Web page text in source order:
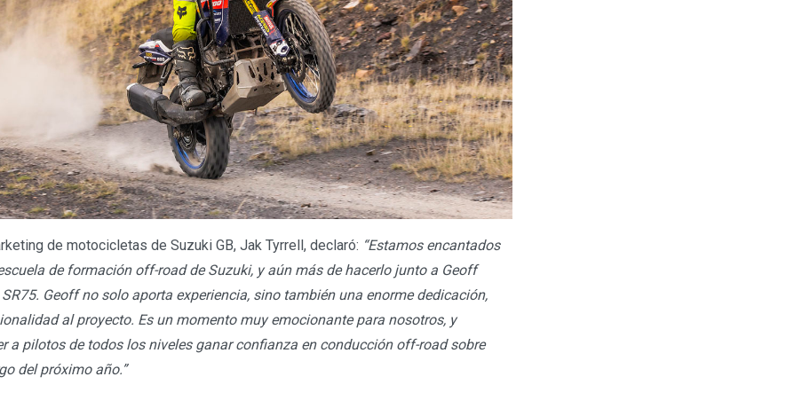
de motocicletas de Suzuki GB, Jak Tyrrell, declaró: “Estamos encantados
de formación off-road de Suzuki, y aún más de hacerlo junto a Geoff
SR75. Geoff no solo aporta experiencia, sino también una enorme dedicación,
al proyecto. Es un momento muy emocionante para nosotros, y
a pilotos de todos los niveles ganar confianza en conducción off-road sobre
del próximo año.”